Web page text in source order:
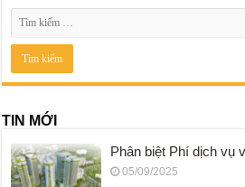
TIN MỚI
Phân biệt Phí dịch vụ
05/09/2025